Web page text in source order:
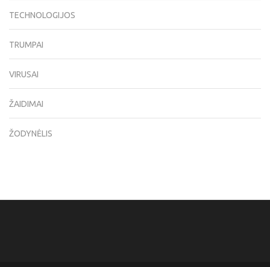
TECHNOLOGIJOS
TRUMPAI
VIRUSAI
ŽAIDIMAI
ŽODYNĖLIS